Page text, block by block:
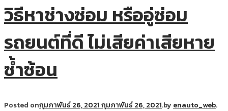
วิธีหาช่างซ่อม หรืออู่ซ่อม
รถยนต์ที่ดี ไม่เสียค่าเสียหาย
ซ้ำซ้อน
Posted onกุมภาพันธ์ 26, 2021กุมภาพันธ์ 26, 2021.by enauto_web.